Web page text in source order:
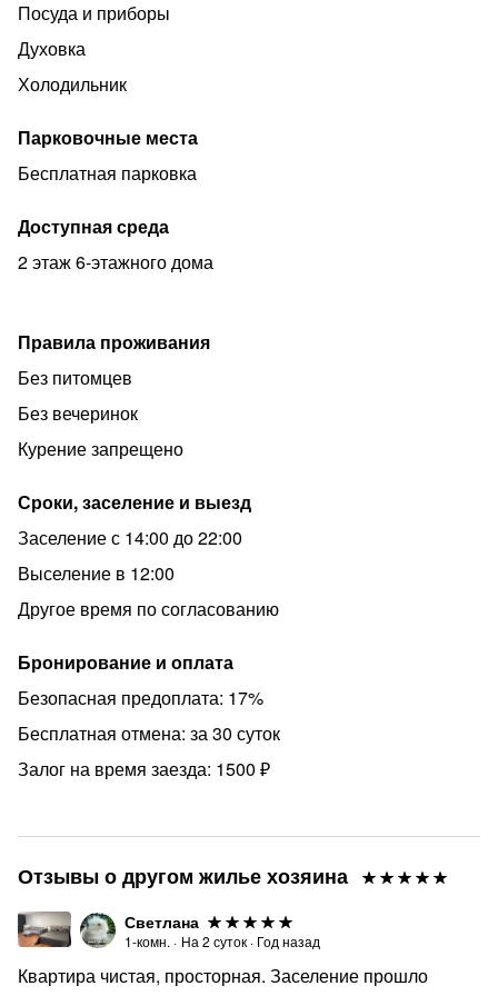
При заезде необходимо внести возвратный залог в
размере 1500рублей, который возвращается при
условии соблюдения правил проживания в день
Размещение с животными по согласованию, доплата
1000 рублей
Фото паспорта при заселении обязательно
Оплата возможна наличными, онлайн переводом,
гигиены, фен, утюг с гладильной доской и сушилкой.
Для Вашего удобства предусмотрено
БЕСКОНТАКТНОЕ заселение, что позволит заселиться
в любое время суток самостоятельно.
времени заселения, продолжительности проживания и
количества гостей.
шумных посиделок, лицам без паспорта и моложе 23
лет.
Посуда и приборы
Духовка
Холодильник
Парковочные места
Бесплатная парковка
Доступная среда
2 этаж 6-этажного дома
Правила проживания
Без питомцев
Без вечеринок
Курение запрещено
Сроки, заселение и выезд
Заселение с 14:00 до 22:00
Выселение в 12:00
Другое время по согласованию
Бронирование и оплата
Безопасная предоплата: 17%
Бесплатная отмена: за 30 суток
Залог на время заезда: 1500 ₽
Отзывы о другом жилье хозяина
Светлана
1-комн. · На 2 суток · Год назад
Квартира чистая, просторная. Заселение прошло